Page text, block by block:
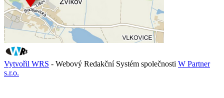
Vytvořil WRS - Webový Redakční Systém společnosti W Partner
s.r.o.